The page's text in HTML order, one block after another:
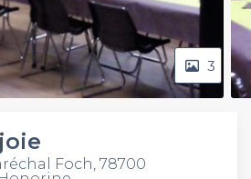
3
Foch, 78700